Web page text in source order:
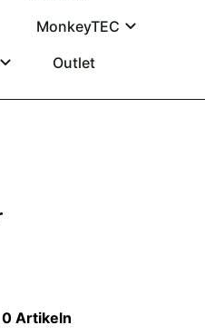
MonkeyTEC
Outlet
Artikeln